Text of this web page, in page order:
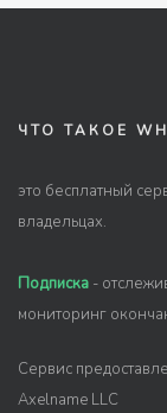
ЧТО ТАКОЕ
это бесплатный
владельцах.
Подписка -
мониторинг
Сервис
Axelname LLC